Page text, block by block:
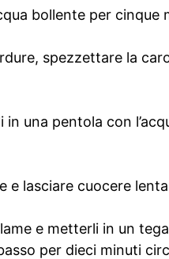
bollente per cinque
spezzettare la
una pentola con
e lasciare cuocere
e metterli in un
per dieci minuti